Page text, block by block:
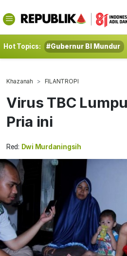
Hot Topics: #Gubernur BI Mundur
Khazanah FILANTROPI
Virus TBC
Pria ini
Red: Dwi Murdaningsih